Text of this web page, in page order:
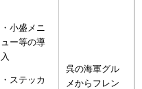
・小盛メニ
ュー等の導
入
・ステッカ
呉の海軍グル
メからフレン